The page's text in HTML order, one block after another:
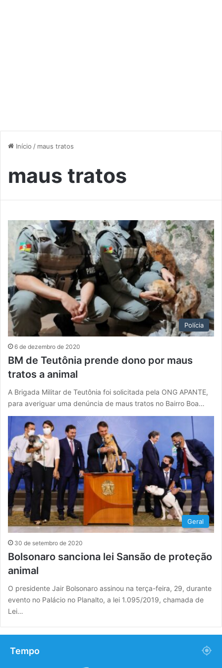
Início / maus tratos
maus tratos
Polícia
6 de dezembro de 2020
BM de Teutônia prende dono por maus
tratos a animal
A Brigada Militar de Teutônia foi solicitada pela ONG APANTE,
para averiguar uma denúncia de maus tratos no Bairro Boa…
Geral
30 de setembro de 2020
Bolsonaro sanciona lei Sansão de proteção
animal
O presidente Jair Bolsonaro assinou na terça-feira, 29, durante
evento no Palácio no Planalto, a lei 1.095/2019, chamada de
Lei…
Tempo